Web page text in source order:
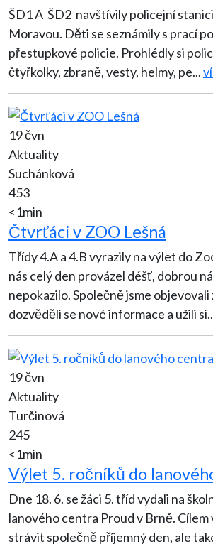
ŠD1 A ŠD2 navštívily policejní
Moravou. Děti se seznámily s prací
přestupkové policie. Prohlédly si policejní vozy,
čtyřkolky, zbraně, vesty, helmy, pe...
19 čvn
Aktuality
Suchánková
453
<1min
Čtvrťáci v ZOO Lešná
Třídy 4.A a 4.B vyrazily na výlet do
nás celý den provázel déšť, dobrou
nepokazilo. Společně jsme objevovali zajímavá zvířata,
dozvěděli se nové informace a užili si
19 čvn
Aktuality
Turčinová
245
<1min
Výlet 5. ročníků do
Dne 18. 6. se žáci 5. tříd vydali na
lanového centra Proud v Brně.
strávit společně příjemný den, ale